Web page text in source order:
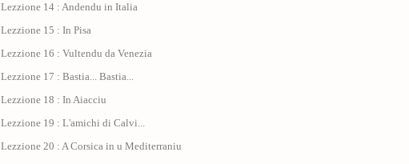
Lezzione 14 : Andendu in Italia
Lezzione 15 : In Pisa
Lezzione 16 : Vultendu da Venezia
Lezzione 17 : Bastia... Bastia...
Lezzione 18 : In Aiacciu
Lezzione 19 : L'amichi di Calvi...
Lezzione 20 : A Corsica in u Mediterraniu